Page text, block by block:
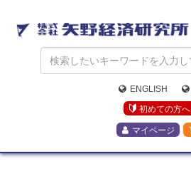
矢
野
経
済
研
究
所
ENGLISH
初めての方へ
マイページ